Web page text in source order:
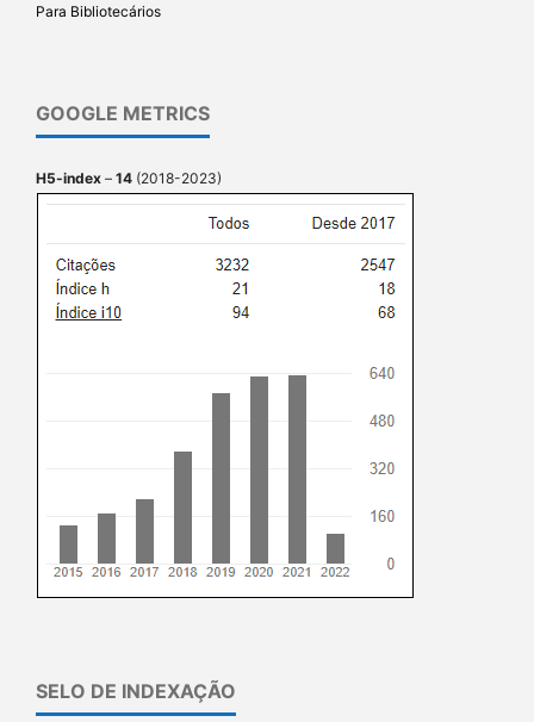
Para Bibliotecários
GOOGLE METRICS
H5-index – 14 (2018-2023)
SELO DE INDEXAÇÃO